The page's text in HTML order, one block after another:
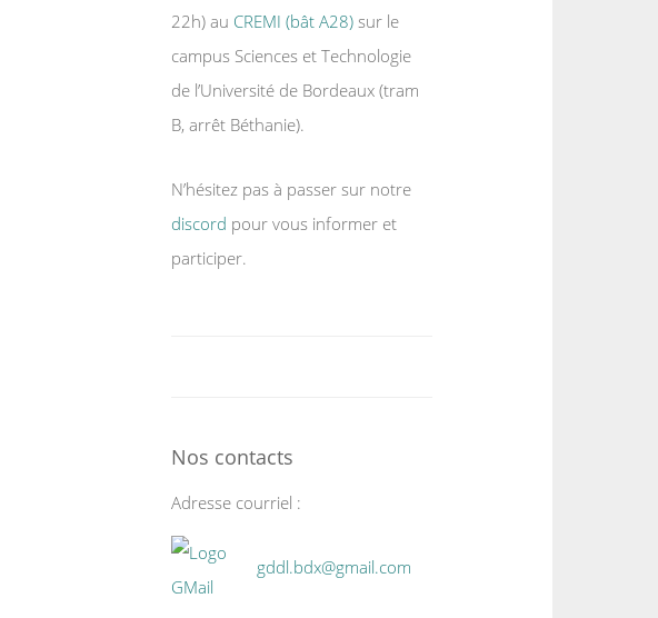
22h) au CREMI (bât A28) sur le
campus Sciences et Technologie
de l’Université de Bordeaux (tram
B, arrêt Béthanie).
N’hésitez pas à passer sur notre
discord pour vous informer et
participer.
Nos contacts
Adresse courriel :
gddl.bdx@gmail.com